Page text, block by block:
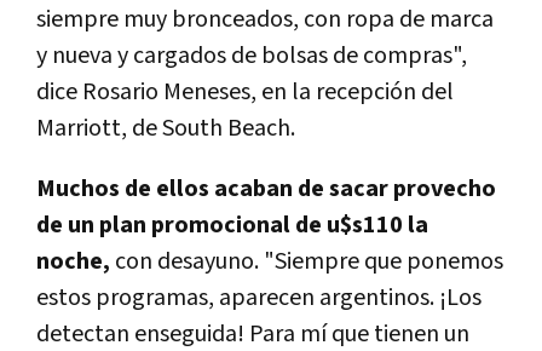
siempre muy bronceados, con ropa de marca
y nueva y cargados de bolsas de compras",
dice Rosario Meneses, en la recepción del
Marriott, de South Beach.
Muchos de ellos acaban de sacar provecho
de un plan promocional de u$s110 la
noche, con desayuno. "Siempre que ponemos
estos programas, aparecen argentinos. ¡Los
detectan enseguida! Para mí que tienen un